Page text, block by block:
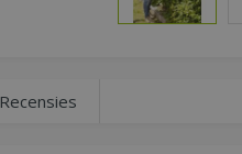
Recensies